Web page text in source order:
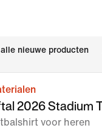
nieuwe producten
2026 Stadium
voor heren